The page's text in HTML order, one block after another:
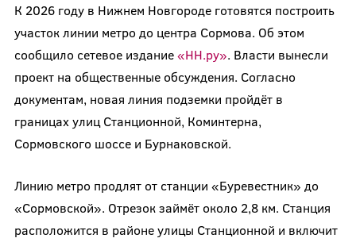
К 2026 году в Нижнем Новгороде готовятся построить
участок линии метро до центра Сормова. Об этом
сообщило сетевое издание«НН.ру». Власти вынесли
проект на общественные обсуждения. Согласно
документам, новая линия подземки пройдёт в
границах улиц Станционной, Коминтерна,
Сормовского шоссе и Бурнаковской.
Линию метро продлят от станции «Буревестник» до
«Сормовской». Отрезок займёт около 2,8 км. Станция
расположится в районе улицы Станционной и включит